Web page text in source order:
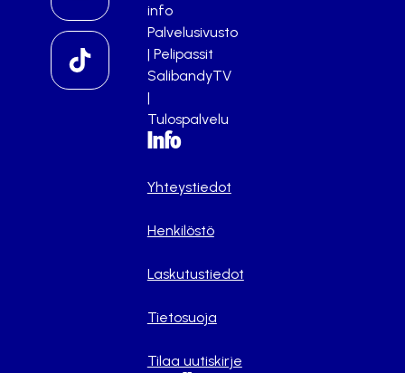
info
Palvelusivusto
| Pelipassit
SalibandyTV
|
Tulospalvelu
Info
Yhteystiedot
Henkilöstö
Laskutustiedot
Tietosuoja
Tilaa uutiskirje